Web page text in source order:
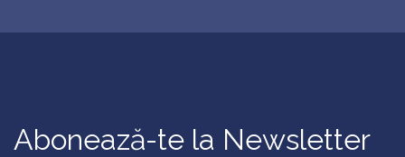
Abonează-te la Newsletter